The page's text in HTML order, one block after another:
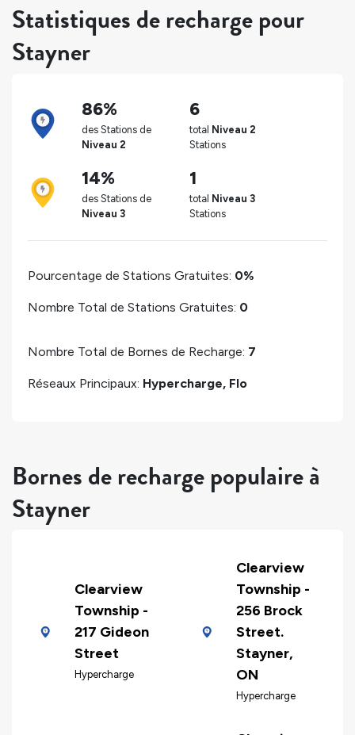
Statistiques de recharge pour
Stayner
86%
des Stations de
Niveau 2
6
total Niveau 2
Stations
14%
des Stations de
Niveau 3
1
total Niveau 3
Stations
Pourcentage de Stations Gratuites: 0%
Nombre Total de Stations Gratuites: 0
Nombre Total de Bornes de Recharge: 7
Réseaux Principaux: Hypercharge, Flo
Bornes de recharge populaire à
Stayner
Clearview
Township -
217 Gideon
Street
Hypercharge
Clearview
Township -
256 Brock
Street.
Stayner,
ON
Hypercharge